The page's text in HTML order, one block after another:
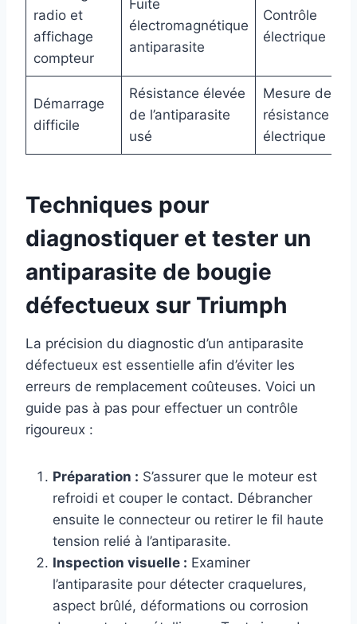
radio et
affichage
compteur
Fuite
électromagnétique
antiparasite
Contrôle
électrique
Démarrage
difficile
Résistance élevée
de l’antiparasite
usé
Mesure de
résistance
électrique
Techniques pour
diagnostiquer et tester un
antiparasite de bougie
défectueux sur Triumph
La précision du diagnostic d’un antiparasite
défectueux est essentielle afin d’éviter les
erreurs de remplacement coûteuses. Voici un
guide pas à pas pour effectuer un contrôle
rigoureux :
Préparation : S’assurer que le moteur est
refroidi et couper le contact. Débrancher
ensuite le connecteur ou retirer le fil haute
tension relié à l’antiparasite.
Inspection visuelle : Examiner
l’antiparasite pour détecter craquelures,
aspect brûlé, déformations ou corrosion